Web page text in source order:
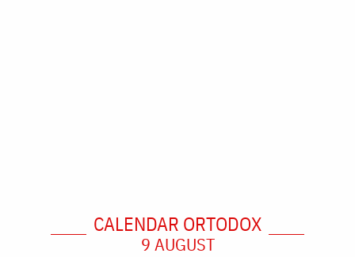
CALENDAR ORTODOX
9 AUGUST